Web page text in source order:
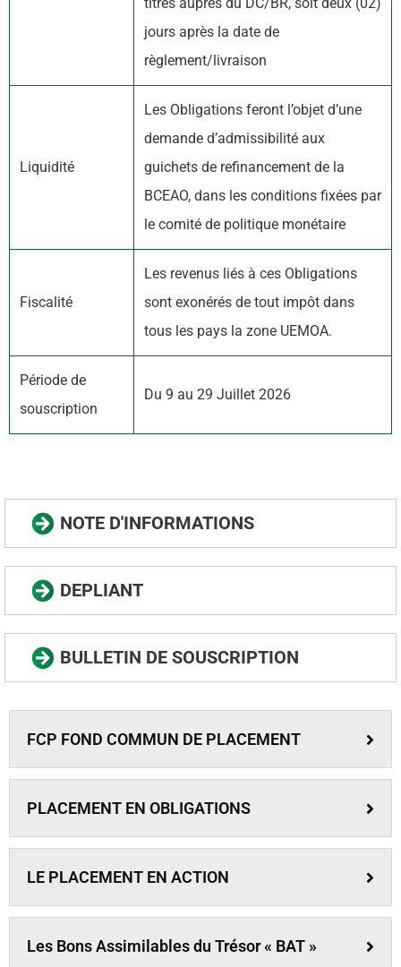
jours après la date de
règlement/livraison
Liquidité
Les Obligations feront l’objet d’une
demande d’admissibilité aux
guichets de refinancement de la
BCEAO, dans les conditions fixées par
le comité de politique monétaire
Fiscalité
Les revenus liés à ces Obligations
sont exonérés de tout impôt dans
tous les pays la zone UEMOA.
Période de
souscription
Du 9 au 29 Juillet 2026
NOTE D'INFORMATIONS
DEPLIANT
BULLETIN DE SOUSCRIPTION
FCP FOND COMMUN DE PLACEMENT
PLACEMENT EN OBLIGATIONS
LE PLACEMENT EN ACTION
Les Bons Assimilables du Trésor « BAT »